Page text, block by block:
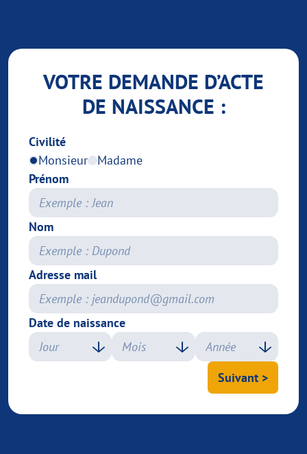
VOTRE DEMANDE D’ACTE
DE NAISSANCE :
Civilité
Monsieur
Madame
Prénom
Nom
Adresse mail
Date de naissance
Suivant >